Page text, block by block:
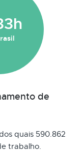
de
quais 590.862
trabalho.